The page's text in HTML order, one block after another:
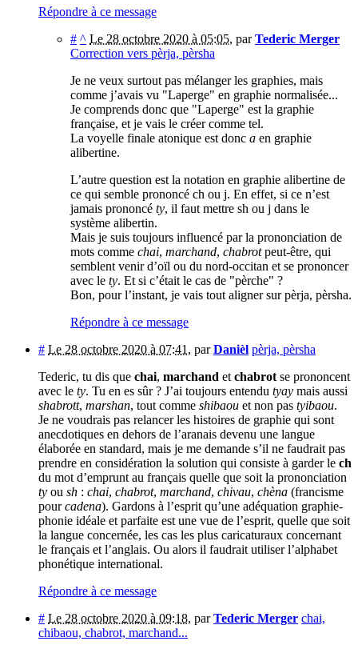
Répondre à ce message
# ^ Le 28 octobre 2020 à 05:05, parTederic Merger
Correction vers pèrja, pèrsha
Je ne veux surtout pas mélanger les graphies, mais
comme j’avais vu "Laperge" en graphie normalisée...
Je comprends donc que "Laperge" est la graphie
française, et je vais le créer comme tel.
La voyelle finale atonique est donc a en graphie
alibertine.
L’autre question est la notation en graphie alibertine de
ce qui semble prononcé ch ou j. En effet, si ce n’est
jamais prononcé ty, il faut mettre sh ou j dans le
système alibertin.
Mais je suis toujours influencé par la prononciation de
mots comme chai, marchand, chabrotpeut-être, qui
semblent venir d’oïl ou du nord-occitan et se prononcer
avec le ty. Et si c’était le cas de "pèrche" ?
Bon, pour l’instant, je vais tout aligner sur pèrja, pèrsha.
Répondre à ce message
# Le 28 octobre 2020 à 07:41 , parDanièl pèrja, pèrsha
Tederic, tu dis que chai, marchand et chabrot se prononcent
avec le ty. Tu en es sûr ? J’ai toujours entendu tyay mais aussi
shabrott, marshan, tout comme shibaou et non pas tyibaou.
Je ne voudrais pas relancer les histoires de graphie qui sont
anecdotiques en dehors de l’aranais devenu une langue
élaborée en standard, mais je me demande s’il ne faudrait pas
prendre en considération la solution qui consiste à garder le ch
du mot d’emprunt au français quelle que soit la prononciation
ty ou sh : chai, chabrot, marchand, chivau, chèna (francisme
pourcadena). Gardons à l’esprit qu’une adéquation graphie-
phonie idéale et parfaite est une vue de l’esprit, quelle que soit
la langue concernée, les cas les plus caricaturaux concernant
le français et l’anglais. Ou alors il faudrait utiliser l’alphabet
phonétique international.
Répondre à ce message
# Le 28 octobre 2020 à 09:18, parTederic Merger chai,
chibaou, chabrot, marchand...